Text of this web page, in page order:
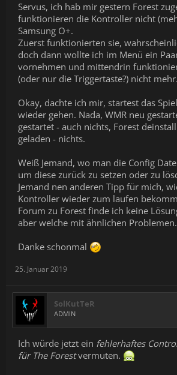
Servus, ich hab mir gestern Forest
funktionieren die Kontroller nicht
Samsung O+.
Zuerst funktionierten sie,
doch dann wollte ich im Menü ein
vornehmen und mittendrin
(oder nur die Triggertaste?) nicht mehr.
Okay, dachte ich mir, startest das
wieder gehen. Nada, WMR neu
gestartet - auch nichts, Forest
geladen - nichts.
Weiß Jemand, wo man die Config
um diese zurück zu setzen oder zu
Jemand nen anderen Tipp für mich,
Kontroller wieder zum laufen
Forum zu Forest finde ich keine
aber welche mit ähnlichen Problemen.
Danke schonmal
25. Januar 2019
SolKutTeR
ADMIN
Ich würde jetzt ein fehlerhaftes
für The Forestvermuten.